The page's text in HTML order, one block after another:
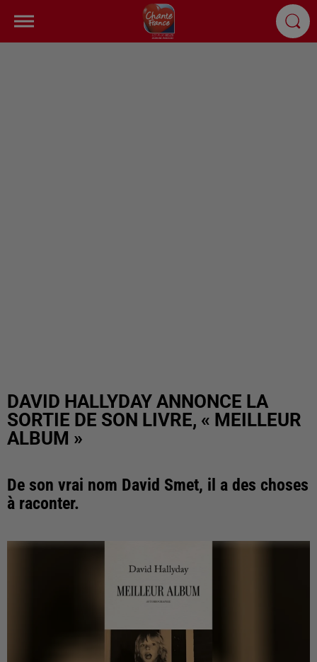
DAVID HALLYDAY ANNONCE LA
SORTIE DE SON LIVRE, « MEILLEUR
ALBUM »
De son vrai nom David Smet, il a des choses
à raconter.